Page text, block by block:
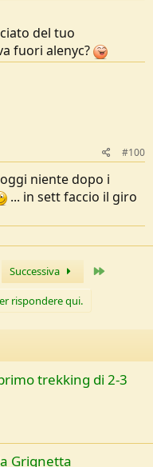
del tuo
fuori alenyc?
#100
niente dopo i
... in sett faccio il giro
Successiva
rispondere qui.
trekking di 2-3
Grignetta